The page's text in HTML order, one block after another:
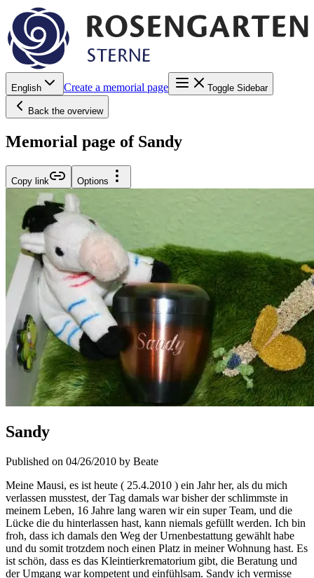
English Create a memorial page Toggle Sidebar
Back the overview
Memorial page of Sandy
Copy link Options
Sandy
Published on 04/26/2010 by Beate
Meine Mausi, es ist heute ( 25.4.2010 ) ein Jahr her, als du mich
verlassen musstest, der Tag damals war bisher der schlimmste in
meinem Leben, 16 Jahre lang waren wir ein super Team, und die
Lücke die du hinterlassen hast, kann niemals gefüllt werden. Ich bin
froh, dass ich damals den Weg der Urnenbestattung gewählt habe
und du somit trotzdem noch einen Platz in meiner Wohnung hast. Es
ist schön, dass es das Kleintierkrematorium gibt, die Beratung und
der Umgang war kompetent und einfühlsam. Sandy ich vermisse